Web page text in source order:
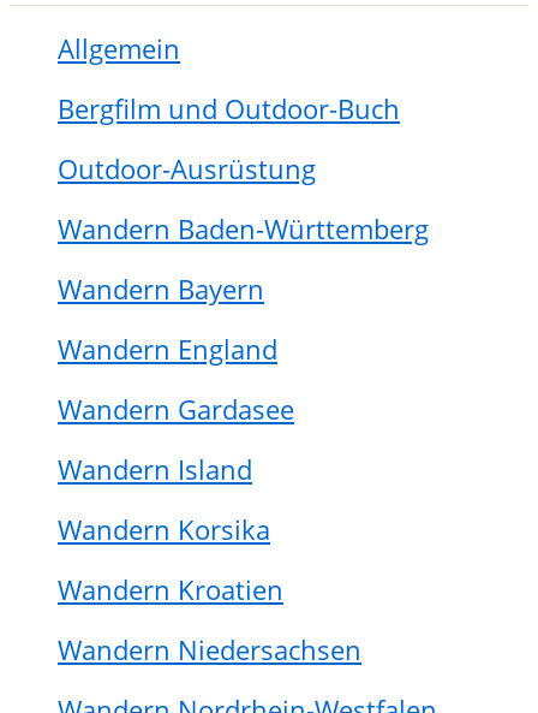
Allgemein
Bergfilm und Outdoor-Buch
Outdoor-Ausrüstung
Wandern Baden-Württemberg
Wandern Bayern
Wandern England
Wandern Gardasee
Wandern Island
Wandern Korsika
Wandern Kroatien
Wandern Niedersachsen